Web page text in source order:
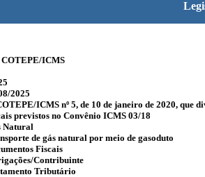
ICMS
2025
ICMS nº 5, de 10 de janeiro de 2020, que
previstos no Convênio ICMS 03/18
Natural
de gás natural por meio de gasoduto
Fiscais
Contribuinte
Tributário